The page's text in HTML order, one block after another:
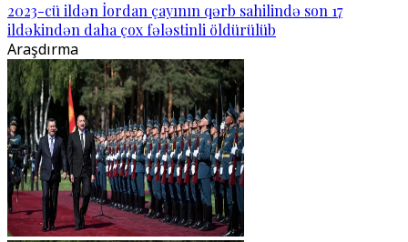
2023-cü ildən İordan çayının qərb sahilində son 17
ildəkindən daha çox fələstinli öldürülüb
Araşdırma